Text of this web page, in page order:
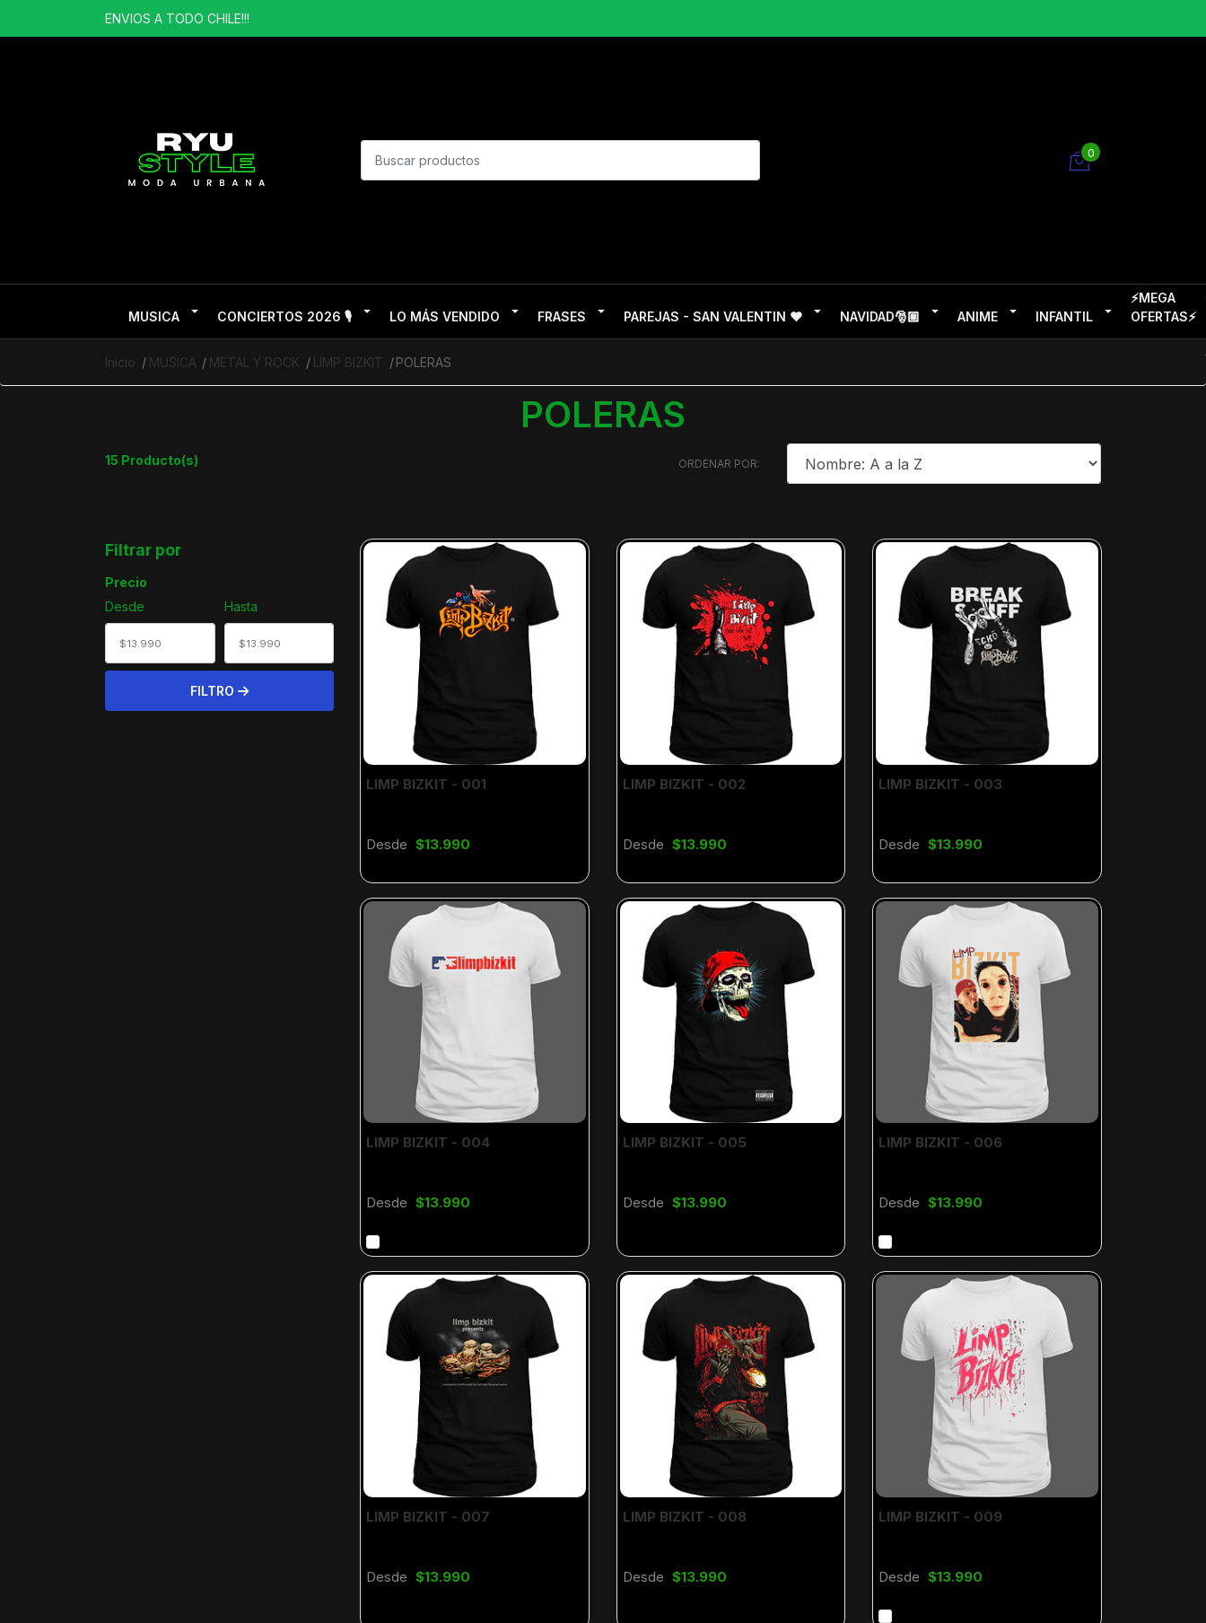
ENVIOS A TODO CHILE!!!
0
MUSICA CONCIERTOS 2026 🎙️ LO MÁS VENDIDO FRASES PAREJAS - SAN VALENTIN ❤ NAVIDAD🎅🏽 ANIME INFANTIL
⚡MEGA
OFERTAS⚡
Inicio MUSICA METAL Y ROCK LIMP BIZKIT POLERAS
POLERAS
15 Producto(s) ORDENAR POR:
Filtrar por
Precio
Desde
Hasta
FILTRO
LIMP BIZKIT - 001
Desde $13.990
LIMP BIZKIT - 002
Desde $13.990
LIMP BIZKIT - 003
Desde $13.990
LIMP BIZKIT - 004
Desde $13.990
LIMP BIZKIT - 005
Desde $13.990
LIMP BIZKIT - 006
Desde $13.990
LIMP BIZKIT - 007
Desde $13.990
LIMP BIZKIT - 008
Desde $13.990
LIMP BIZKIT - 009
Desde $13.990